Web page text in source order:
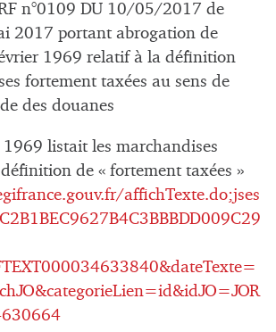
n°0109 DU 10/05/2017 de
2017 portant abrogation de
1969 relatif à la définition
fortement taxées au sens de
des douanes
listait les marchandises
de « fortement taxées »
affichTexte.do;jses